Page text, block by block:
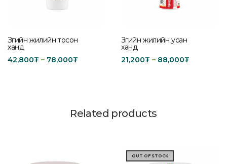
Зөгийн жилийн тосон
ханд
42,800₮ – 78,000₮
Зөгийн жилийн усан
ханд
21,200₮ – 88,000₮
Related products
OUT OF STOCK